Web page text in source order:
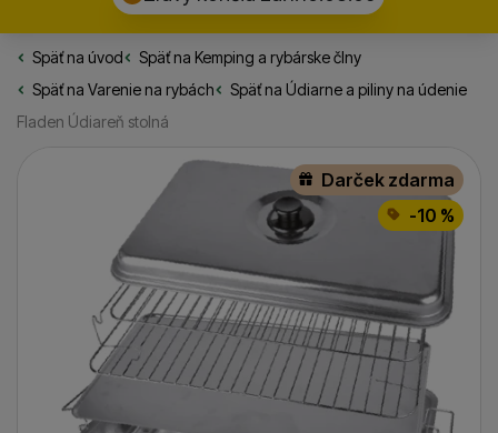
Späť na úvodRybarske.sk
Späť na Kemping a rybárske člny
Späť na Varenie na rybách Späť na Údiarne a piliny na údenie
Fladen Údiareň stolná
Darček zdarma
-10 %